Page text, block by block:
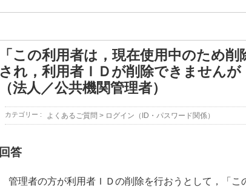
「この利用者は，現在使用中のため
され，利用者ＩＤが削除できません
（法人／公共機関管理者）
カテゴリー : よくあるご質問 > ログイン（ID・パスワード関係）
回答
管理者の方が利用者ＩＤの削除を行おうとして，「こ